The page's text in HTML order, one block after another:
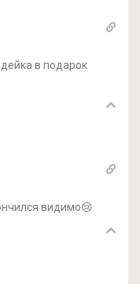
в подарок
видимо😢